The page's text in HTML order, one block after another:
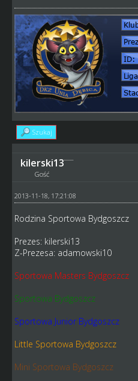
Szukaj
kilerski13
Gość
2013-11-18, 17:21:08
Rodzina Sportowa Bydgoszcz
Prezes: kilerski13
Z-Prezesa: adamowski10
Sportowa Masters Bydgoszcz
Sportowa Bydgoszcz
Sportowa Junior Bydgoszcz
Little Sportowa Bydgoszcz
Mini Sportowa Bydgoszcz